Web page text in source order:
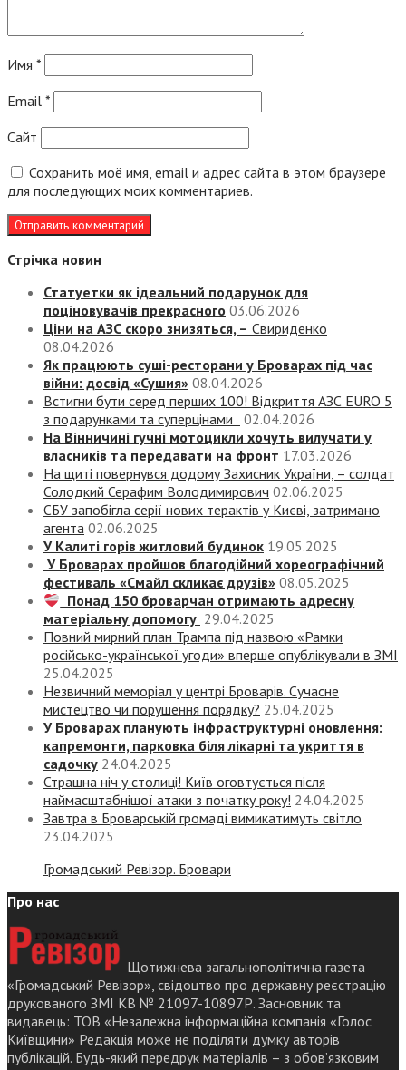
Имя *
Email *
Сайт
Сохранить моё имя, email и адрес сайта в этом браузере
для последующих моих комментариев.
Стрічка новин
Статуетки як ідеальний подарунок для
поціновувачів прекрасного 03.06.2026
Ціни на АЗС скоро знизяться, – Свириденко
08.04.2026
Як працюють суші-ресторани у Броварах під час
війни: досвід «Сушия» 08.04.2026
Встигни бути серед перших 100! Відкриття АЗС EURO 5
з подарунками та суперцінами
02.04.2026
На Вінничині гучні мотоцикли хочуть вилучати у
власників та передавати на фронт 17.03.2026
На щиті повернувся додому Захисник України, – солдат
Солодкий Серафим Володимирович 02.06.2025
СБУ запобігла серії нових терактів у Києві, затримано
агента 02.06.2025
У Калиті горів житловий будинок 19.05.2025
У Броварах пройшов благодійний хореографічний
фестиваль «Смайл скликає друзів» 08.05.2025
Понад 150 броварчан отримають адресну
матеріальну допомогу 29.04.2025
Повний мирний план Трампа під назвою «‎Рамки
російсько-української угоди» вперше опублікували в ЗМІ
25.04.2025
Незвичний меморіал у центрі Броварів. Сучасне
мистецтво чи порушення порядку? 25.04.2025
У Броварах планують інфраструктурні оновлення:
капремонти, парковка біля лікарні та укриття в
садочку 24.04.2025
Страшна ніч у столиці! Київ оговтується після
наймасштабнішої атаки з початку року! 24.04.2025
Завтра в Броварській громаді вимикатимуть світло
23.04.2025
Громадський Ревізор. Бровари
Про нас
Щотижнева загальнополітична газета
«Громадський Ревізор», свідоцтво про державну реєстрацію
друкованого ЗМІ КВ № 21097-10897Р. Засновник та
видавець: ТОВ «Незалежна інформаційна компанія «Голос
Київщини» Редакція може не поділяти думку авторів
публікацій. Будь-який передрук матеріалів – з обов’язковим